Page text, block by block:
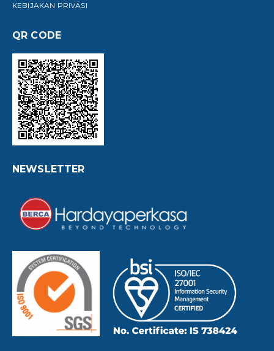
KEBIJAKAN PRIVASI
QR CODE
NEWSLETTER